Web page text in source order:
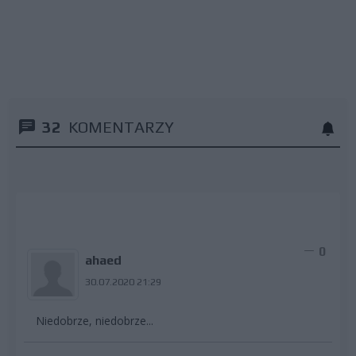
32 KOMENTARZY
ahaed
30.07.2020 21:29
0
Niedobrze, niedobrze...